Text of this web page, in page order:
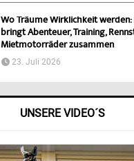
Wo Träume Wirklichkeit werden:
bringt Abenteuer, Training,
Mietmotorräder zusammen
23. Juli 2026
UNSERE VIDEO´S